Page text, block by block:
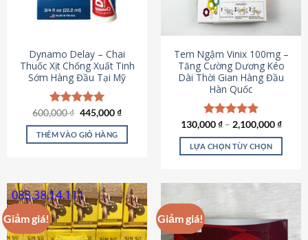
Dynamo Delay – Chai
Thuốc Xịt Chống Xuất Tinh
Sớm Hàng Đầu Tại Mỹ
Được xếp
hạng5.00
5 sao
600,000₫ Giá
là:
600,000 ₫.
445,000₫Giá
tại
THÊM VÀO GIỎ HÀNG
Tem Ngậm Vinix 100mg –
Tăng Cường Dương Kéo
Dài Thời Gian Hàng Đầu
Hàn Quốc
Được xếp
hạng5.00
5 sao
130,000₫– 2,100,000₫
LỰA CHỌN TÙY CHỌN
nhiều
biến
Giảm giá! Giảm giá!